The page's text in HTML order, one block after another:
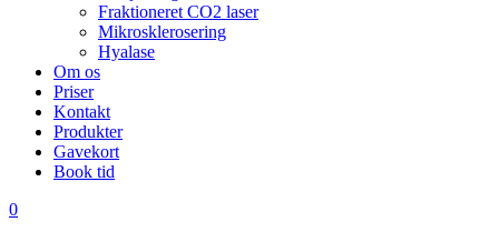
Fraktioneret CO2 laser
Mikrosklerosering
Hyalase
Om os
Priser
Kontakt
Produkter
Gavekort
Book tid
0